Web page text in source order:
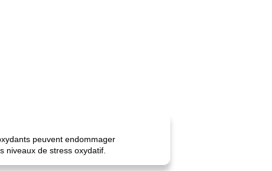
peuvent endommager
niveaux de stress oxydatif.